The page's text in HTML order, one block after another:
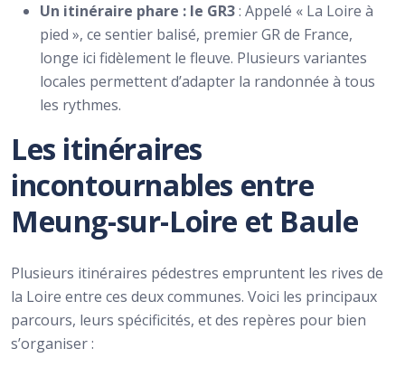
Un itinéraire phare : le GR3: Appelé « La Loire à
pied », ce sentier balisé, premier GR de France,
longe ici fidèlement le fleuve. Plusieurs variantes
locales permettent d’adapter la randonnée à tous
les rythmes.
Les itinéraires
incontournables entre
Meung-sur-Loire et Baule
Plusieurs itinéraires pédestres empruntent les rives de
la Loire entre ces deux communes. Voici les principaux
parcours, leurs spécificités, et des repères pour bien
s’organiser :